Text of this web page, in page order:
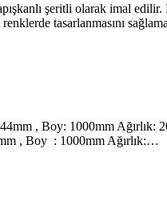
şeritli olarak imal
tasarlanmasını
, Boy: 1000mm Ağırlık:
, Boy : 1000mm Ağırlık:…